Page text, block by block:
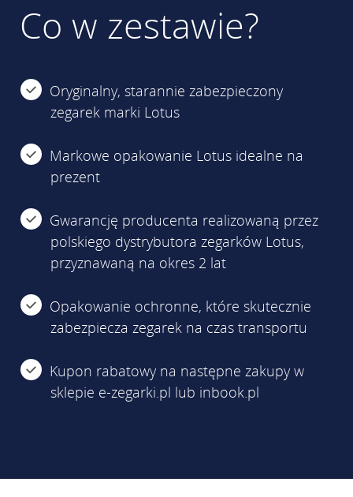
Co w zestawie?
Oryginalny, starannie zabezpieczony
zegarek marki Lotus
Markowe opakowanie Lotus idealne na
prezent
Gwarancję producenta realizowaną przez
polskiego dystrybutora zegarków Lotus,
przyznawaną na okres 2 lat
Opakowanie ochronne, które skutecznie
zabezpiecza zegarek na czas transportu
Kupon rabatowy na następne zakupy w
sklepie e-zegarki.pl lub inbook.pl